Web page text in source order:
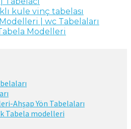
kule vinç tabelası
| wc Tabelaları
Modelleri
Ahşap Yön Tabelaları
Tabela modelleri